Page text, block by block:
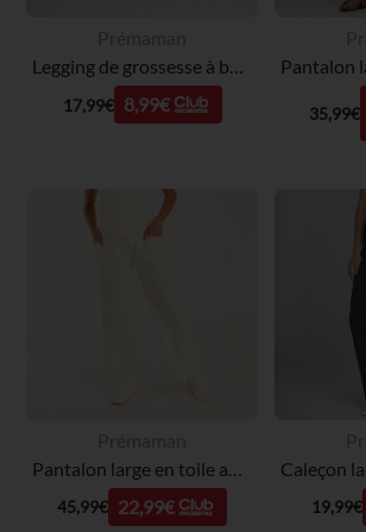
Legging de grossesse à bandeau haut imprimé léopard
17,99€ 8,99€ 35,99€
45,99€ 22,99€ 19,99€